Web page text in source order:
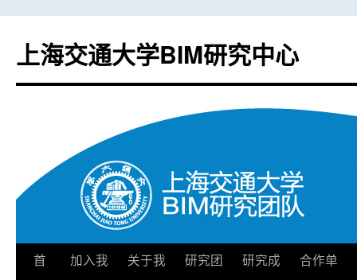
上海交通大学BIM研究中心
跳首
加入我
关于我
研究团
研究成
合作单